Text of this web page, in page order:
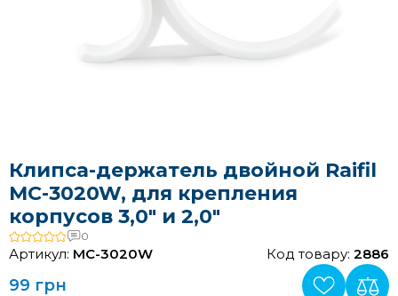
Клипса-держатель двойной Raifil
MC-3020W, для крепления
корпусов 3,0" и 2,0"
0
Артикул: MC-3020W Код товару: 2886
99 грн